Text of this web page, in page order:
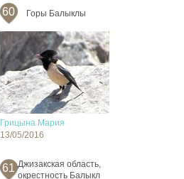
60 Горы Балыклы
Грицына Мария
13/05/2016
61 Джизакская область,
окрестность Балыкл